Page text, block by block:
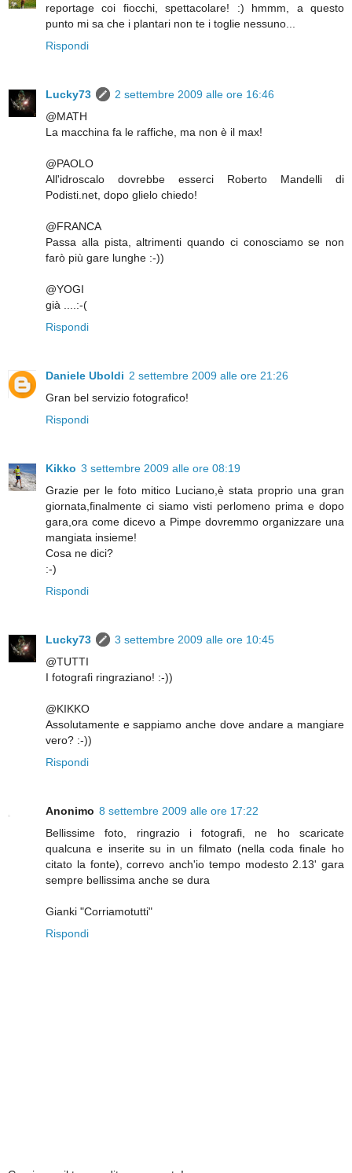
reportage coi fiocchi, spettacolare! :) hmmm, a questo
punto mi sa che i plantari non te i toglie nessuno...
Rispondi
Lucky73
2 settembre 2009 alle ore 16:46
@MATH
La macchina fa le raffiche, ma non è il max!
@PAOLO
All'idroscalo dovrebbe esserci Roberto Mandelli di
Podisti.net, dopo glielo chiedo!
@FRANCA
Passa alla pista, altrimenti quando ci conosciamo se non
farò più gare lunghe :-))
@YOGI
già ....:-(
Rispondi
Daniele Uboldi 2 settembre 2009 alle ore 21:26
Gran bel servizio fotografico!
Rispondi
Kikko 3 settembre 2009 alle ore 08:19
Grazie per le foto mitico Luciano,è stata proprio una gran
giornata,finalmente ci siamo visti perlomeno prima e dopo
gara,ora come dicevo a Pimpe dovremmo organizzare una
mangiata insieme!
Cosa ne dici?
:-)
Rispondi
Lucky73
3 settembre 2009 alle ore 10:45
@TUTTI
I fotografi ringraziano! :-))
@KIKKO
Assolutamente e sappiamo anche dove andare a mangiare
vero? :-))
Rispondi
Anonimo 8 settembre 2009 alle ore 17:22
Bellissime foto, ringrazio i fotografi, ne ho scaricate
qualcuna e inserite su in un filmato (nella coda finale ho
citato la fonte), correvo anch'io tempo modesto 2.13' gara
sempre bellissima anche se dura
Gianki "Corriamotutti"
Rispondi